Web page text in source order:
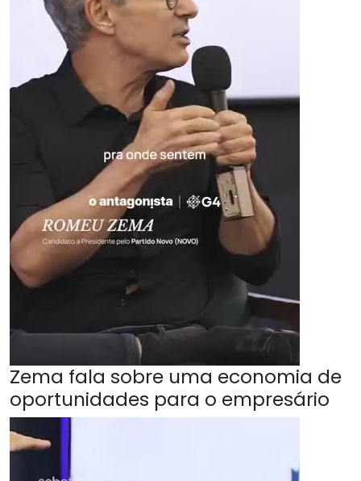
Zema fala sobre uma economia de
oportunidades para o empresário